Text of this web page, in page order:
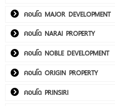
คอนโด MAJOR DEVELOPMENT
คอนโด NARAI PROPERTY
คอนโด NOBLE DEVELOPMENT
คอนโด ORIGIN PROPERTY
คอนโด PRINSIRI